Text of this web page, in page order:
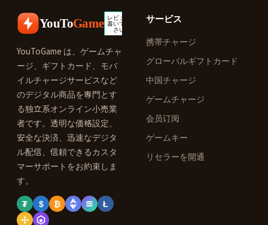
YouToGame
YouToGame は、ゲームチャ
ージ、ギフトカード、モバ
イルチャージサービスなど
のデジタル商品を専門とす
る独立系オンライン小売業
者です。透明な価格設定、
安全な決済、迅速なデジタ
ル配信、信頼できるカスタ
マーサポートをお約束しま
す。
₮ $ ₿ Ł
サービス
携帯チャージ
グローバルギフトカード
中国チャージ
ゲームチャージ
会员订阅
ゲームキー
リセラーを開通